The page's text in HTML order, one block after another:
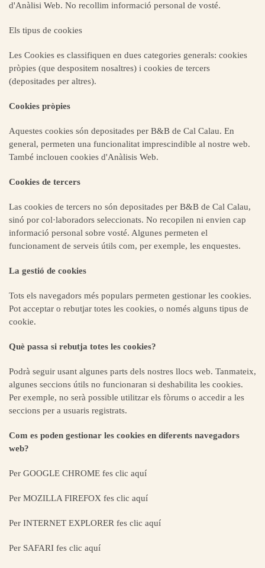
d'Anàlisi Web. No recollim informació personal de vosté.
Els tipus de cookies
Les Cookies es classifiquen en dues categories generals: cookies
pròpies (que despositem nosaltres) i cookies de tercers
(depositades per altres).
Cookies pròpies
Aquestes cookies són depositades per B&B de Cal Calau. En
general, permeten una funcionalitat imprescindible al nostre web.
També inclouen cookies d'Anàlisis Web.
Cookies de tercers
Las cookies de tercers no són depositades per B&B de Cal Calau,
sinó por col·laboradors seleccionats. No recopilen ni envien cap
informació personal sobre vosté. Algunes permeten el
funcionament de serveis útils com, per exemple, les enquestes.
La gestió de cookies
Tots els navegadors més populars permeten gestionar les cookies.
Pot acceptar o rebutjar totes les cookies, o només alguns tipus de
cookie.
Què passa si rebutja totes les cookies?
Podrà seguir usant algunes parts dels nostres llocs web. Tanmateix,
algunes seccions útils no funcionaran si deshabilita les cookies.
Per exemple, no serà possible utilitzar els fòrums o accedir a les
seccions per a usuaris registrats.
Com es poden gestionar les cookies en diferents navegadors
web?
Per GOOGLE CHROME fes clic aquí
Per MOZILLA FIREFOX fes clic aquí
Per INTERNET EXPLORER fes clic aquí
Per SAFARI fes clic aquí